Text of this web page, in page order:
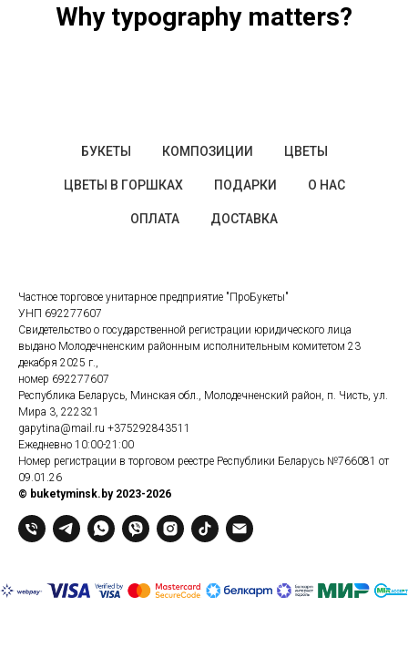
Why typography matters?
БУКЕТЫ КОМПОЗИЦИИ ЦВЕТЫ
ЦВЕТЫ В ГОРШКАХ ПОДАРКИ О НАС
ОПЛАТА ДОСТАВКА
Частное торговое унитарное предприятие "ПроБукеты"
УНП 692277607
Свидетельство о государственной регистрации юридического лица
выдано Молодечненским районным исполнительным комитетом 23
декабря 2025 г.,
номер 692277607
Республика Беларусь, Минская обл., Молодечненский район, п. Чисть, ул.
Мира 3, 222321
gapytina@mail.ru +375292843511
Ежедневно 10:00-21:00
Номер регистрации в торговом реестре Республики Беларусь №766081 от
09.01.26
© buketyminsk.by 2023-2026